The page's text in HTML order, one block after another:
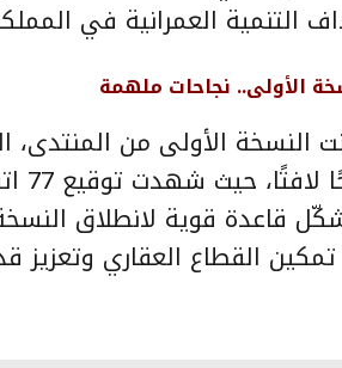
التنمية العمرانية في
الأولى.. نجاحات ملهمة
قاعدة قوية لانطلاق
القطاع العقاري وتعزيز